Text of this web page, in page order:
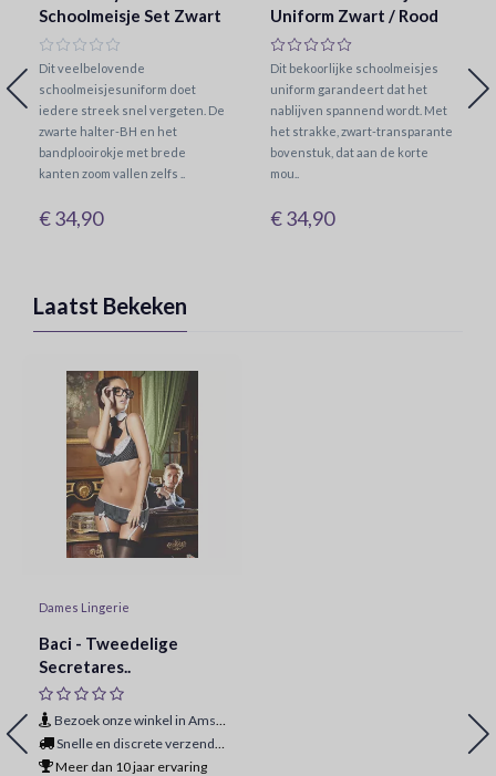
Schoolmeisje Set Zwart
Dit veelbelovende
schoolmeisjesuniform doet
iedere streek snel vergeten. De
zwarte halter-BH en het
bandplooirokje met brede
kanten zoom vallen zelfs ..
€ 34,90
Uniform Zwart / Rood
Dit bekoorlijke schoolmeisjes
uniform garandeert dat het
nablijven spannend wordt. Met
het strakke, zwart-transparante
bovenstuk, dat aan de korte
mou..
€ 34,90
Laatst Bekeken
Dames Lingerie
Baci - Tweedelige
Secretares..
Bezoek onze winkel in Amsterdam
Snelle en discrete verzending
Meer dan 10 jaar ervaring